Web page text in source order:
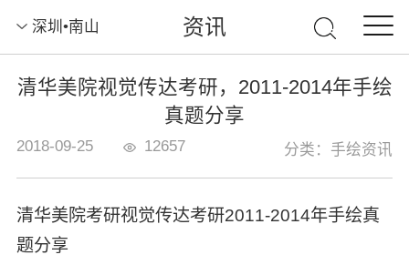
深圳•南山 资讯
清华美院视觉传达考研，2011-2014年手绘
真题分享
2018-09-25 12657 分类：手绘资讯
清华美院考研视觉传达考研2011-2014年手绘真
题分享